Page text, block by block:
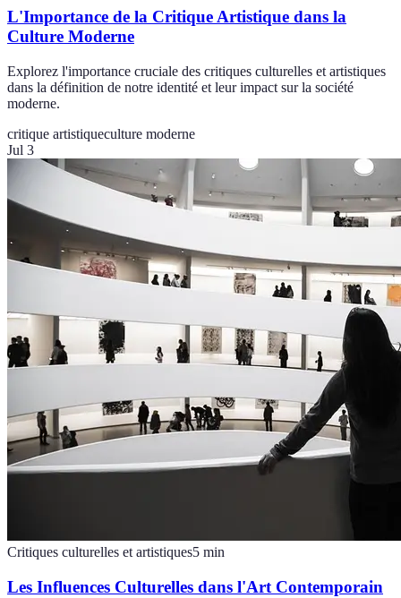
L'Importance de la Critique Artistique dans la
Culture Moderne
Explorez l'importance cruciale des critiques culturelles et artistiques
dans la définition de notre identité et leur impact sur la société
moderne.
critique artistiqueculture moderne
Jul 3
Critiques culturelles et artistiques5 min
Les Influences Culturelles dans l'Art Contemporain